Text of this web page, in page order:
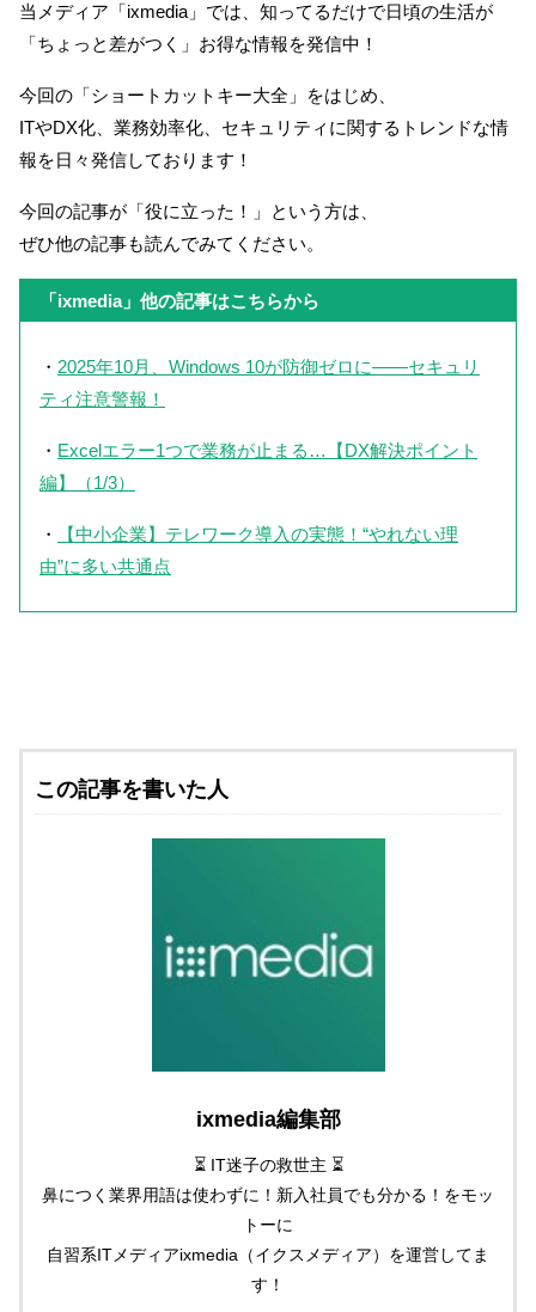
当メディア「ixmedia」では、知ってるだけで日頃の生活が
「ちょっと差がつく」お得な情報を発信中！
今回の「ショートカットキー大全」をはじめ、
ITやDX化、業務効率化、セキュリティに関するトレンドな情
報を日々発信しております！
今回の記事が「役に立った！」という方は、
ぜひ他の記事も読んでみてください。
「ixmedia」他の記事はこちらから
・ 2025年10月、Windows 10が防御ゼロに――セキュリ
ティ注意警報！
・ Excelエラー1つで業務が止まる…【DX解決ポイント
編】（1/3）
・
【中小企業】テレワーク導入の実態！“やれない理
由”に多い共通点
この記事を書いた人
ixmedia編集部
⏳ IT迷子の救世主 ⏳
鼻につく業界用語は使わずに！新入社員でも分かる！をモッ
トーに
自習系ITメディアixmedia（イクスメディア）を運営してま
す！